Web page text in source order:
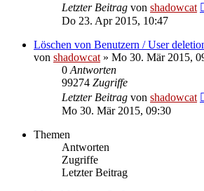
Letzter Beitrag von shadowcat
Do 23. Apr 2015, 10:47
Löschen von Benutzern / User
von shadowcat » Mo 30. Mär 2015,
0 Antworten
99274 Zugriffe
Letzter Beitrag von shadowcat
Mo 30. Mär 2015, 09:30
Themen
Antworten
Zugriffe
Letzter Beitrag